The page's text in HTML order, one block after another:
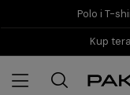
Polo i T-
Kup